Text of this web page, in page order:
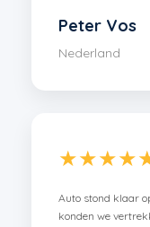
Peter Vos
Nederland
Auto stond klaar
konden we